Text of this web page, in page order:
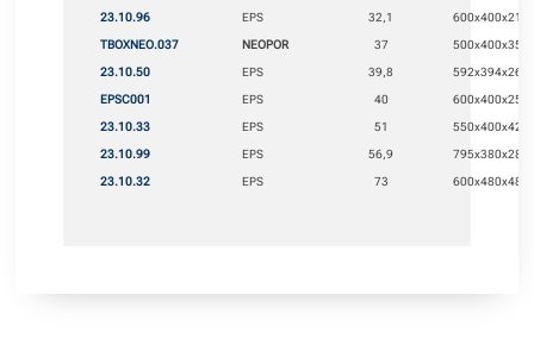
23.10.96 EPS 32,1 600x400x210
TBOXNEO.037 NEOPOR 37 500x400x350
23.10.50 EPS 39,8 592x394x264
EPSC001 EPS 40 600x400x255
23.10.33 EPS 51 550x400x425
23.10.99 EPS 56,9 795x380x280
23.10.32 EPS 73 600x480x485